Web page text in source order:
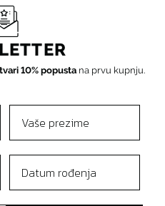
10% popustana prvu kupnju.